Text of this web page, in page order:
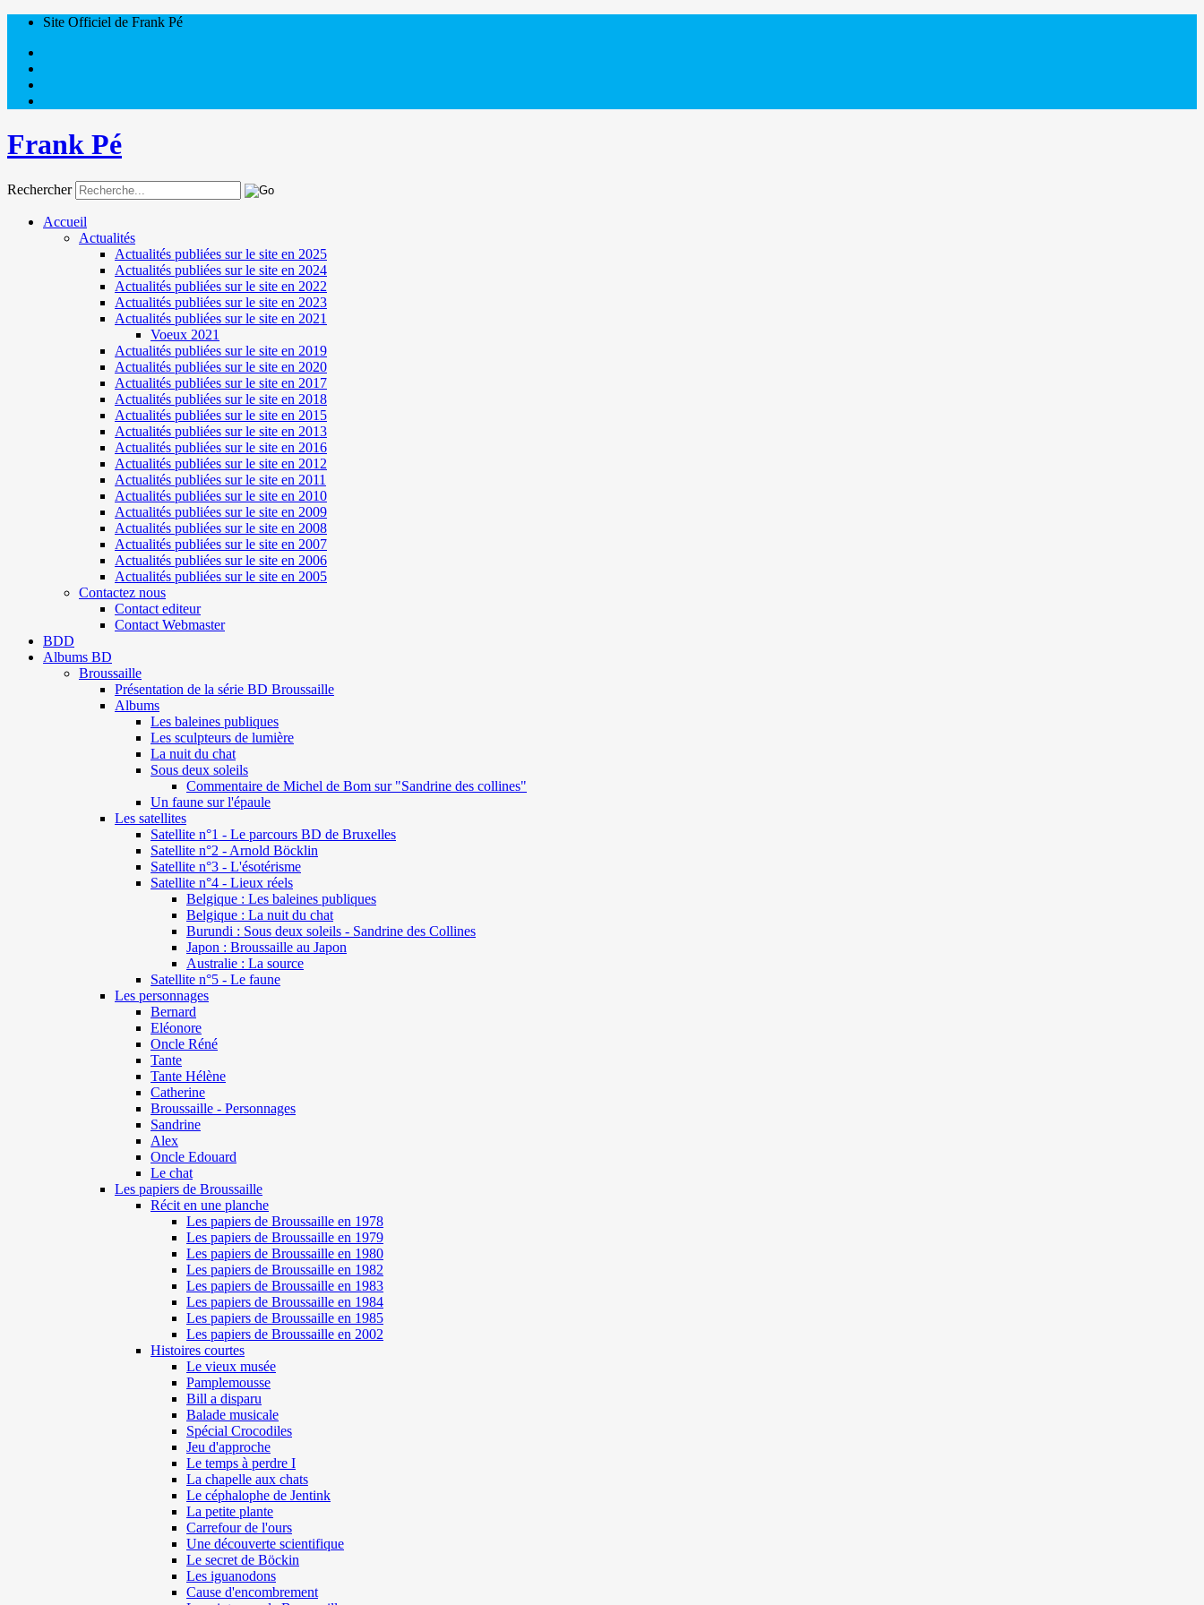
Site Officiel de Frank Pé
Frank Pé
Rechercher
Accueil
Actualités
Actualités publiées sur le site en 2025
Actualités publiées sur le site en 2024
Actualités publiées sur le site en 2022
Actualités publiées sur le site en 2023
Actualités publiées sur le site en 2021
Voeux 2021
Actualités publiées sur le site en 2019
Actualités publiées sur le site en 2020
Actualités publiées sur le site en 2017
Actualités publiées sur le site en 2018
Actualités publiées sur le site en 2015
Actualités publiées sur le site en 2013
Actualités publiées sur le site en 2016
Actualités publiées sur le site en 2012
Actualités publiées sur le site en 2011
Actualités publiées sur le site en 2010
Actualités publiées sur le site en 2009
Actualités publiées sur le site en 2008
Actualités publiées sur le site en 2007
Actualités publiées sur le site en 2006
Actualités publiées sur le site en 2005
Contactez nous
Contact editeur
Contact Webmaster
BDD
Albums BD
Broussaille
Présentation de la série BD Broussaille
Albums
Les baleines publiques
Les sculpteurs de lumière
La nuit du chat
Sous deux soleils
Commentaire de Michel de Bom sur "Sandrine des collines"
Un faune sur l'épaule
Les satellites
Satellite n°1 - Le parcours BD de Bruxelles
Satellite n°2 - Arnold Böcklin
Satellite n°3 - L'ésotérisme
Satellite n°4 - Lieux réels
Belgique : Les baleines publiques
Belgique : La nuit du chat
Burundi : Sous deux soleils - Sandrine des Collines
Japon : Broussaille au Japon
Australie : La source
Satellite n°5 - Le faune
Les personnages
Bernard
Eléonore
Oncle Réné
Tante
Tante Hélène
Catherine
Broussaille - Personnages
Sandrine
Alex
Oncle Edouard
Le chat
Les papiers de Broussaille
Récit en une planche
Les papiers de Broussaille en 1978
Les papiers de Broussaille en 1979
Les papiers de Broussaille en 1980
Les papiers de Broussaille en 1982
Les papiers de Broussaille en 1983
Les papiers de Broussaille en 1984
Les papiers de Broussaille en 1985
Les papiers de Broussaille en 2002
Histoires courtes
Le vieux musée
Pamplemousse
Bill a disparu
Balade musicale
Spécial Crocodiles
Jeu d'approche
Le temps à perdre I
La chapelle aux chats
Le céphalophe de Jentink
La petite plante
Carrefour de l'ours
Une découverte scientifique
Le secret de Böckin
Les iguanodons
Cause d'encombrement